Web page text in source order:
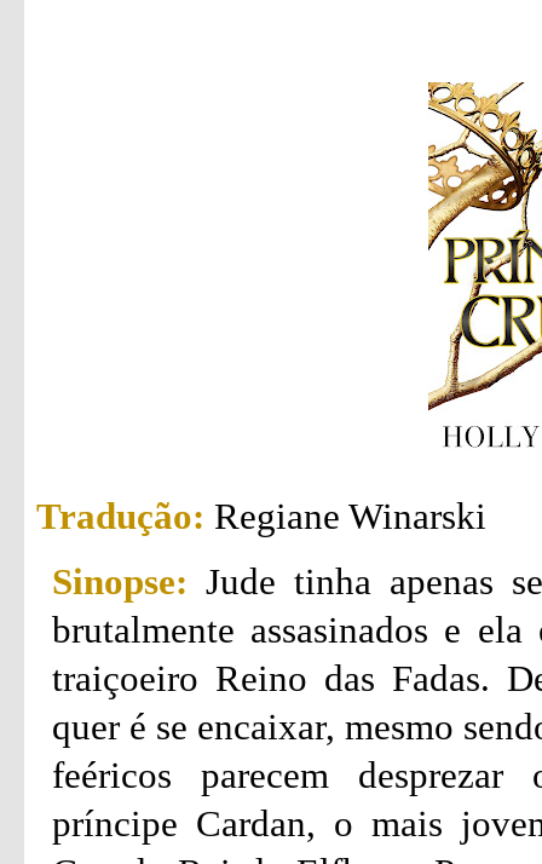
Tradução: Regiane Winarski
Sinopse: Jude tinha apenas
brutalmente assasinados e
traiçoeiro Reino das Fadas.
quer é se encaixar, mesmo
feéricos parecem
príncipe Cardan, o mais